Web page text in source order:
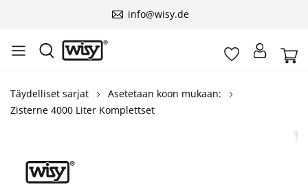
info@wisy.de
Täydelliset sarjat
Asetetaan koon mukaan:
Zisterne 4000 Liter Komplettset